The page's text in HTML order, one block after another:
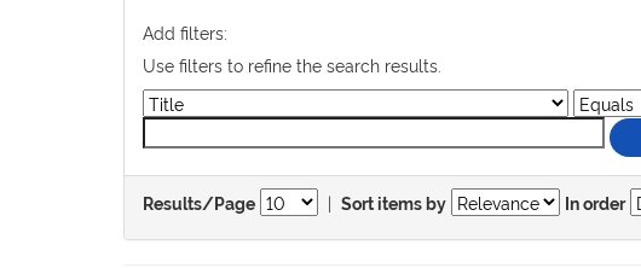
Add filters:
Use filters to refine the search results.
Results/Page | Sort items by In order